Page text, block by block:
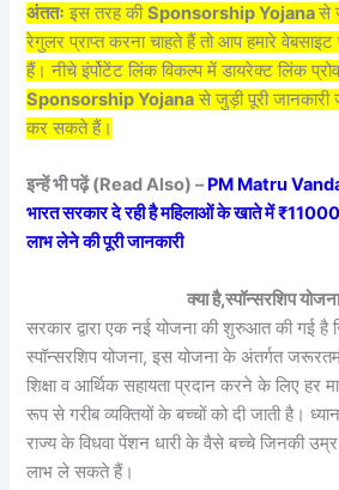
अंततः इस तरह कीSponsorship Yojanaसे
रेगुलर प्राप्त करना चाहते हैं तो आप हमारे
हैं। नीचे इंर्पोटेंट लिंक विकल्प में डायरेक्ट लिंक
Sponsorship Yojana से जुड़ी पूरी
कर सकते हैं।
इन्हें भी पढ़ें (Read Also) –PM Matru
भारत सरकार दे रही है महिलाओं के खाते में
लाभ लेने की पूरी जानकारी
क्या है,स्पॉन्सरशिप
सरकार द्वारा एक नई योजना की शुरुआत की गई है
स्पॉन्सरशिप योजना, इस योजना के अंतर्गत
शिक्षा व आर्थिक सहायता प्रदान करने के लिए हर
रूप से गरीब व्यक्तियों के बच्चों को दी जाती है।
राज्य के विधवा पेंशन धारी के वैसे बच्चे जिनकी
लाभ ले सकते हैं।